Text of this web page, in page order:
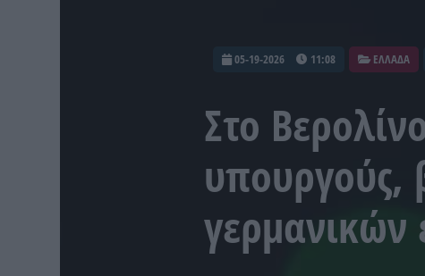
05-19-2026 11:08 ΕΛΛΑΔΑ
Στο
υπουργούς,
γερμανικών